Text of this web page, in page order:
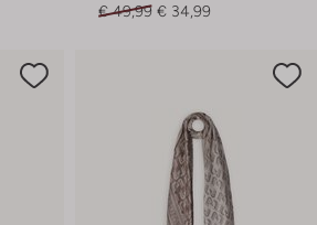
€ 49,99 € 34,99